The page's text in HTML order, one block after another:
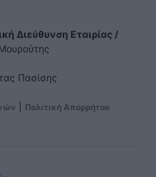
Διεύθυνση Εταιρίας /
Πασίσης
Πολιτική Απορρήτου